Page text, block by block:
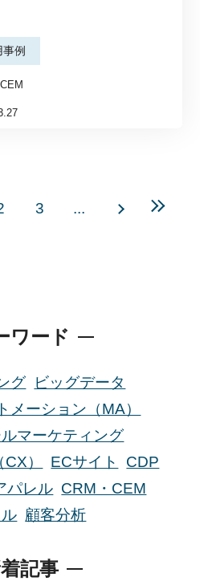
事例
3 ...
ワード
グ
ビッグデータ
メーション（MA）
ルマーケティング
） ECサイト
CDP
パレル CRM・CEM
顧客分析
記事